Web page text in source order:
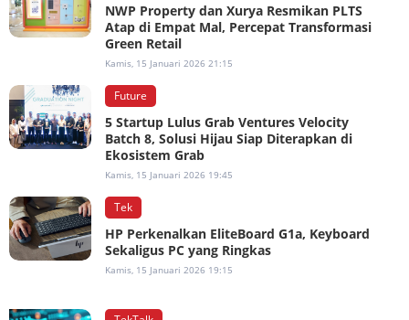
NWP Property dan Xurya Resmikan PLTS
Atap di Empat Mal, Percepat Transformasi
Green Retail
Kamis, 15 Januari 2026 21:15
Future
5 Startup Lulus Grab Ventures Velocity
Batch 8, Solusi Hijau Siap Diterapkan di
Ekosistem Grab
Kamis, 15 Januari 2026 19:45
Tek
HP Perkenalkan EliteBoard G1a, Keyboard
Sekaligus PC yang Ringkas
Kamis, 15 Januari 2026 19:15